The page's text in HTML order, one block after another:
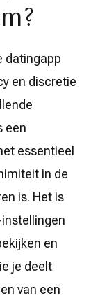
datingapp
en discretie
een
essentieel
in de
is. Het is
en
je deelt
van een